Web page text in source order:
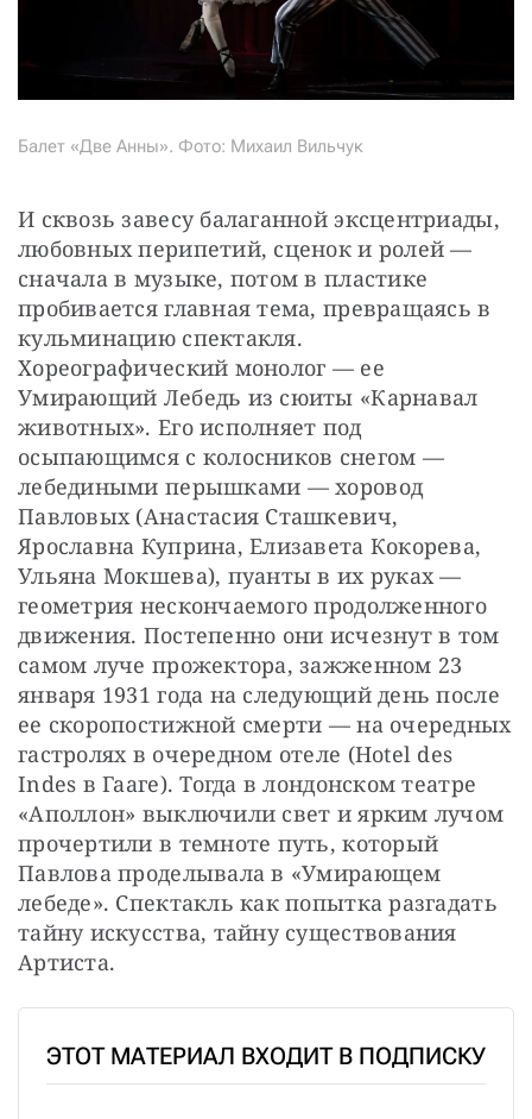
Балет «Две Анны». Фото: Михаил Вильчук
И сквозь завесу балаганной эксцентриады,
любовных перипетий, сценок и ролей —
сначала в музыке, потом в пластике
пробивается главная тема, превращаясь в
кульминацию спектакля.
Хореографический монолог — ее
Умирающий Лебедь из сюиты «Карнавал
животных». Его исполняет под
осыпающимся с колосников снегом —
лебедиными перышками — хоровод
Павловых (Анастасия Сташкевич,
Ярославна Куприна, Елизавета Кокорева,
Ульяна Мокшева), пуанты в их руках —
геометрия нескончаемого продолженного
движения. Постепенно они исчезнут в том
самом луче прожектора, зажженном 23
января 1931 года на следующий день после
ее скоропостижной смерти — на очередных
гастролях в очередном отеле (Hotel des
Indes в Гааге). Тогда в лондонском театре
«Аполлон» выключили свет и ярким лучом
прочертили в темноте путь, который
Павлова проделывала в «Умирающем
лебеде». Спектакль как попытка разгадать
тайну искусства, тайну существования
Артиста.
ЭТОТ МАТЕРИАЛ ВХОДИТ В ПОДПИСКУ